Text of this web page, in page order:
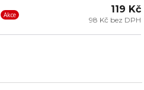
Akce 119 Kč
98 Kč bez DPH